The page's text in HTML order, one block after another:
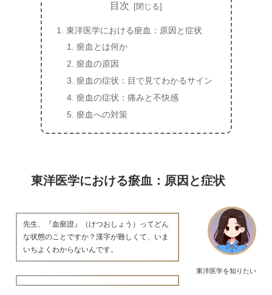
目次
東洋医学における瘀血：原因と症状
瘀血とは何か
瘀血の原因
瘀血の症状：目で見てわかるサイン
瘀血の症状：痛みと不快感
瘀血への対策
東洋医学における瘀血：原因と症状
東洋医学を知りたい
先生、『血瘀證』（けつおしょう）ってどん
な状態のことですか？漢字が難しくて、いま
いちよくわからないんです。